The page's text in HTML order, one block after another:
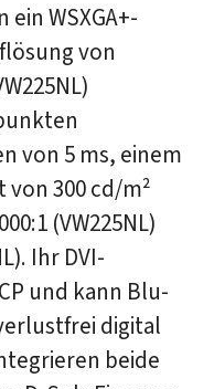
WSXGA+-
von
von 5 ms, einem
300 cd/m²
(VW225NL)
Ihr DVI-
und kann Blu-
digital
beide